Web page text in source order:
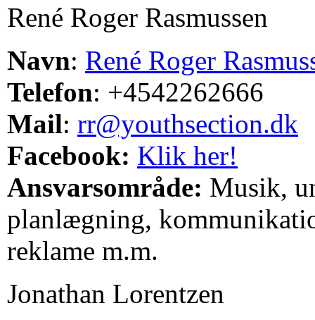
René Roger Rasmussen
Navn: René Roger
Telefon: +4542262666
Mail: rr@youthsection.dk
Facebook: Klik her!
Ansvarsområde: Musik,
planlægning,
reklame m.m.
Jonathan Lorentzen